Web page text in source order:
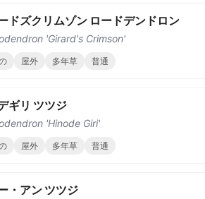
ドズクリムゾン ロードデンドロン
'Girard's Crimson'
屋外 多年草 普通
ギリ ツツジ
'Hinode Giri'
屋外 多年草 普通
・アン ツツジ